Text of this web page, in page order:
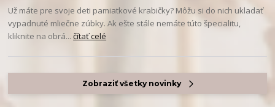
Už máte pre svoje deti pamiatkové krabičky? Môžu si do nich ukladať
vypadnuté mliečne zúbky. Ak ešte stále nemáte túto špecialitu,
kliknite na obrá...čítať celé
Zobraziť všetky novinky